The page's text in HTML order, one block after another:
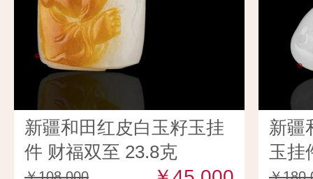
新疆和田红皮白玉籽玉挂
件 财福双至 23.8克
新疆
玉挂